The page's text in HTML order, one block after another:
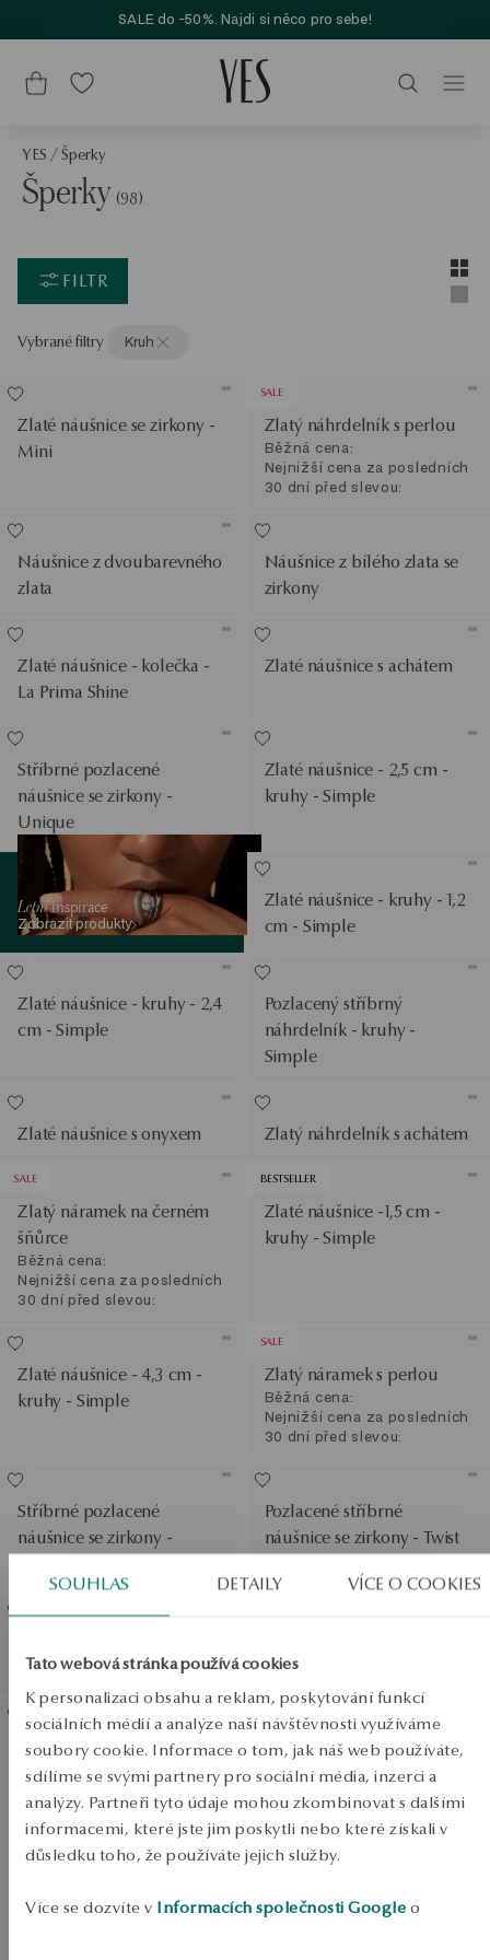
SOUHLAS DETAILY VÍCE O COOKIES
Tato webová stránka používá cookies
K personalizaci obsahu a reklam, poskytování funkcí
sociálních médií a analýze naší návštěvnosti využíváme
soubory cookie. Informace o tom, jak náš web používáte,
sdílíme se svými partnery pro sociální média, inzerci a
analýzy. Partneři tyto údaje mohou zkombinovat s dalšími
informacemi, které jste jim poskytli nebo které získali v
důsledku toho, že používáte jejich služby.
Více se dozvíte v Informacích společnosti Google o
SALE do -50%. Najdi si něco pro sebe!
YES /Šperky
Šperky (98)
FILTR
Vybrané filtry Kruh
Zlaté náušnice se zirkony -
Mini
SALE
Zlatý náhrdelník s perlou
Běžná cena:
Nejnižší cena za posledních
30 dní před slevou:
Náušnice z dvoubarevného
zlata
Náušnice z bílého zlata se
zirkony
Zlaté náušnice - kolečka -
La Prima Shine
Zlaté náušnice s achátem
Stříbrné pozlacené
náušnice se zirkony -
Unique
Zlaté náušnice - 2,5 cm -
kruhy - Simple
Letníinspirace
Zobrazit produkty
Zobrazit produkty
Zlaté náušnice - kruhy - 1,2
cm - Simple
Zlaté náušnice - kruhy - 2,4
cm - Simple
Pozlacený stříbrný
náhrdelník - kruhy -
Simple
Zlaté náušnice s onyxem Zlatý náhrdelník s achátem
SALE
Zlatý náramek na černém
šňůrce
Běžná cena:
Nejnižší cena za posledních
30 dní před slevou:
BESTSELLER
Zlaté náušnice -1,5 cm -
kruhy - Simple
Zlaté náušnice - 4,3 cm -
kruhy - Simple
SALE
Zlatý náramek s perlou
Běžná cena:
Nejnižší cena za posledních
30 dní před slevou:
Stříbrné pozlacené
náušnice se zirkony -
Pozlacené stříbrné
náušnice se zirkony - Twist
cm - Simple
Pozlacený stříbrný náramek
se zirkony - kolečka -
Scarlet
SALE
SALE
SALE
DO -50%
Zobrazit produkty